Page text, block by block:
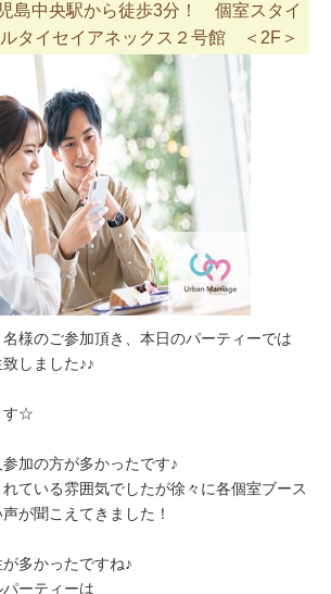
島中央駅から徒歩3分！ 個室スタイ
タイセイアネックス２号館 ＜2F＞
様のご参加頂き、本日のパーティーでは
しました♪♪
す☆
加の方が多かったです♪
ている雰囲気でしたが徐々に各個室ブース
が聞こえてきました！
多かったですね♪
ーティーは